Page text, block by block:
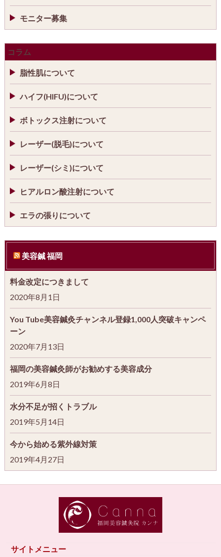
モニター募集
コラム
脂性肌について
ハイフ(HIFU)について
ボトックス注射について
レーザー(脱毛)について
レーザー(シミ)について
ヒアルロン酸注射について
エラの張りについて
美容鍼 福岡
料金改定につきまして
2020年8月1日
You Tube美容鍼灸チャンネル登録1,000人突破キャンペ
ーン
2020年7月13日
福岡の美容鍼灸師がお勧めする美容成分
2019年6月8日
水分不足が招くトラブル
2019年5月14日
今から始める紫外線対策
2019年4月27日
サイトメニュー